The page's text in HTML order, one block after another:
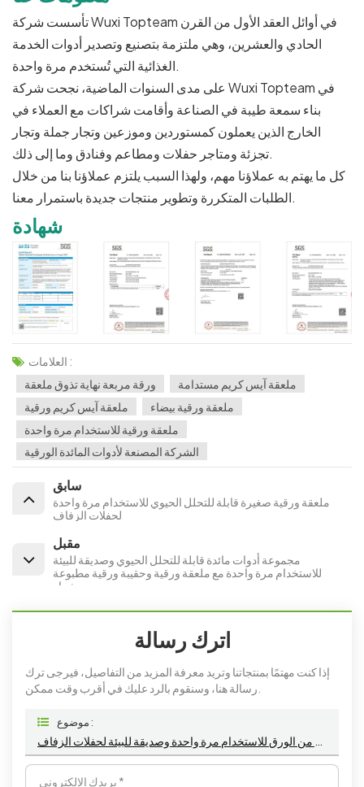
تأسست شركة Wuxi Topteam في أوائل العقد الأول من القرن
الحادي والعشرين، وهي ملتزمة بتصنيع وتصدير أدوات الخدمة
الغذائية التي تُستخدم مرة واحدة.
على مدى السنوات الماضية، نجحت شركة Wuxi Topteam في
بناء سمعة طيبة في الصناعة وأقامت شراكات مع العملاء في
الخارج الذين يعملون كمستوردين وموزعين وتجار جملة وتجار
تجزئة ومتاجر حفلات ومطاعم وفنادق وما إلى ذلك.
كل ما يهتم به عملاؤنا مهم، ولهذا السبب يلتزم عملاؤنا بنا من خلال
الطلبات المتكررة وتطوير منتجات جديدة باستمرار معنا.
شهادة
العلامات :
ورقة مربعة نهاية تذوق ملعقة
ملعقة آيس كريم مستدامة
ملعقة آيس كريم ورقية
ملعقة ورقية بيضاء
ملعقة ورقية للاستخدام مرة واحدة
الشركة المصنعة لأدوات المائدة الورقية
سابق
ملعقة ورقية صغيرة قابلة للتحلل الحيوي للاستخدام مرة واحدة
لحفلات الزفاف
مقبل
مجموعة أدوات مائدة قابلة للتحلل الحيوي وصديقة للبيئة
للاستخدام مرة واحدة مع ملعقة ورقية وحقيبة ورقية مطبوعة
بشعار
اترك رسالة
إذا كنت مهتمًا بمنتجاتنا وتريد معرفة المزيد من التفاصيل، فيرجى ترك
موضوع :